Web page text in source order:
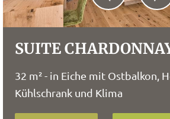
SUITE
32 m² - in Eiche mit Ostbalkon,
Kühlschrank und Klima